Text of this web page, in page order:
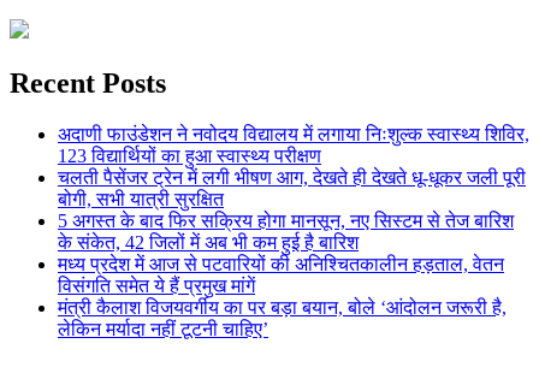
Recent Posts
अदाणी फाउंडेशन ने नवोदय विद्यालय में लगाया निःशुल्क स्वास्थ्य शिविर,
123 विद्यार्थियों का हुआ स्वास्थ्य परीक्षण
चलती पैसेंजर ट्रेन में लगी भीषण आग, देखते ही देखते धू-धूकर जली पूरी
बोगी, सभी यात्री सुरक्षित
5 अगस्त के बाद फिर सक्रिय होगा मानसून, नए सिस्टम से तेज बारिश
के संकेत, 42 जिलों में अब भी कम हुई है बारिश
मध्य प्रदेश में आज से पटवारियों की अनिश्चितकालीन हड़ताल, वेतन
विसंगति समेत ये हैं प्रमुख मांगें
मंत्री कैलाश विजयवर्गीय का पर बड़ा बयान, बोले ‘आंदोलन जरूरी है,
लेकिन मर्यादा नहीं टूटनी चाहिए’